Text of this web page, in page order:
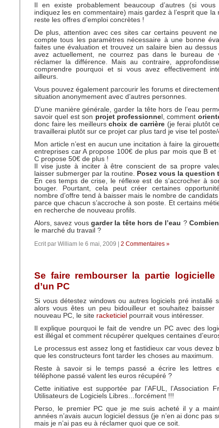
Il en existe probablement beaucoup d’autres (si vous
indiquez les en commentaire) mais gardez à l’esprit que la
reste les offres d’emploi concrètes !
De plus, attention avec ces sites car certains peuvent
compte tous les paramètres nécessaire à une bonne
faites une évaluation et trouvez un salaire bien au
avez actuellement, ne courrez pas dans le bureau de
réclamer la différence. Mais au contraire,
comprendre pourquoi et si vous avez effectivement
ailleurs.
Vous pouvez également parcourir les forums et
situation anonymement avec d’autres personnes.
D’une manière générale, garder la tête hors de l’eau
savoir quel est son projet professionne l, comment
donc faire les meilleurs choix de carrière (je ferai plutôt
travaillerai plutôt sur ce projet car plus tard je vise tel
Mon article n’est en aucun une incitation à faire la
entreprises car A propose 100€ de plus par mois que B et
C propose 50€ de plus !
Il vise juste à inciter à être conscient de sa propre
laisser submerger par la routine. Posez vous la question
En ces temps de crise, le réflexe est de s’accrocher à
bouger. Pourtant, cela peut créer certaines
nombre d’offre tend à baisser mais le nombre de
parce que chacun s’accroche à son poste. Et certains
en recherche de nouveau profils.
Alors, savez vous garder la tête hors de l’eau ?
le marché du travail ?
Ecrit par William le 6 mai, 2009 | 2 Commentaires »
Se faire rembourser la partie logicielle
d’un PC
Si vous détestez windows ou autres logiciels pré installé
alors vous êtes un peu bidouilleur et souhaitez
nouveau PC, le site racketiciel pourrait vous intéresser.
Il explique pourquoi le fait de vendre un PC avec des
est illégal et comment récupérer quelques centaines
Le processus est assez long et fastidieux car vous devez
que les constructeurs font tarder les choses au maximum.
Reste à savoir si le temps passé a écrire les lettres
téléphone passé valent les euros récupéré ?
Cette initiative est supportée par l’AFUL, l’Association
Utilisateurs de Logiciels Libres…forcément !!!
Perso, le premier PC que je me suis acheté il y a
années n’avais aucun logiciel dessus (je n’en ai donc pas
mais je n’ai pas eu à réclamer quoi que ce soit.